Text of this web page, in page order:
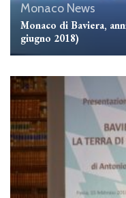
Monaco News
Monaco di Baviera,
giugno 2018)